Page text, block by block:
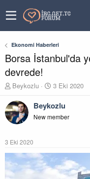
Ekonomi Haberleri
Borsa İstanbul'da
devrede!
K
n
u
y
b
a
ş
l
a
Beykozlu
B
ş
l
a
ç
t
3 Eki 2020
Beykozlu
New member
3 Eki 2020